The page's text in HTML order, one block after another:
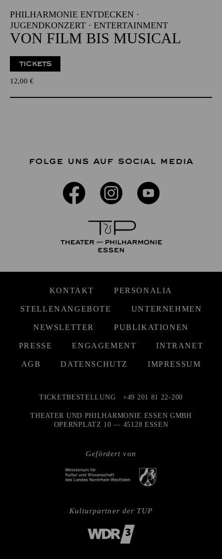
PHILHARMONIE ENTDECKEN ·
JUGENDKONZERT · ENTERTAINMENT
VON FILM BIS MUSICAL
TICKETS
12,00 €
FOLGE UNS AUF SOCIAL MEDIA
KONTAKT PERSONALIA
STELLENANGEBOTE UNTERNEHMEN
NEWSLETTER PUBLIKATIONEN
PRESSE ENGAGEMENT INTRANET
AGB DATENSCHUTZ IMPRESSUM
Gefördert von
TICKETBESTELLUNG +49 201 81 22-200
THEATER UND PHILHARMONIE ESSEN GMBH
OPERNPLATZ 10 — 45128 ESSEN
Kulturpartner der TUP